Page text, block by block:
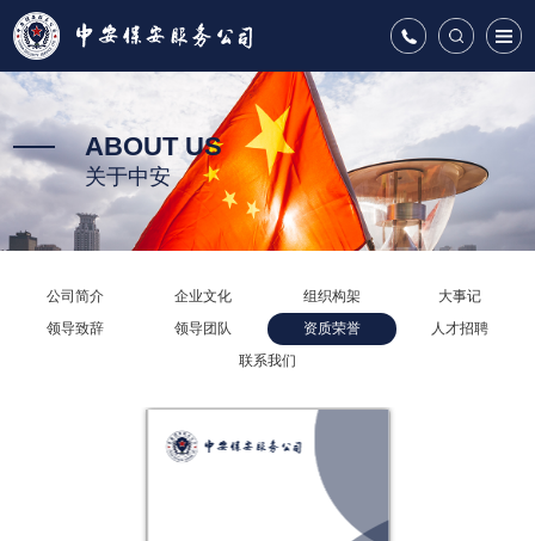
ABOUT US
关于中安
公司简介 企业文化 组织构架
大事记
领导致辞
领导团队 资质荣誉
人才招聘
联系我们